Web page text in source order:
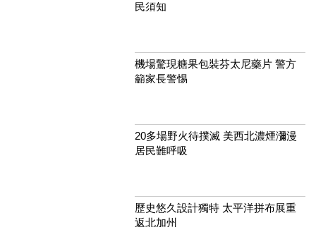
民須知
機場驚現糖果包裝芬太尼藥片 警方
籲家長警惕
20多場野火待撲滅 美西北濃煙瀰漫
居民難呼吸
歷史悠久設計獨特 太平洋拼布展重
返北加州